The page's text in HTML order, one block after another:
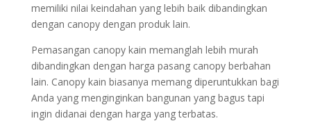
memiliki nilai keindahan yang lebih baik dibandingkan
dengan canopy dengan produk lain.
Pemasangan canopy kain memanglah lebih murah
dibandingkan dengan harga pasang canopy berbahan
lain. Canopy kain biasanya memang diperuntukkan bagi
Anda yang menginginkan bangunan yang bagus tapi
ingin didanai dengan harga yang terbatas.